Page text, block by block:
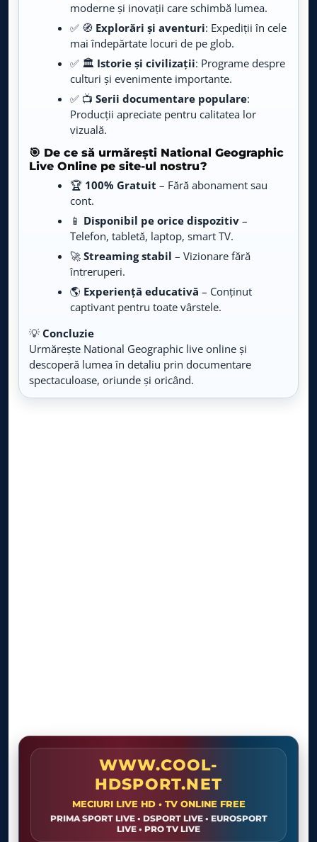
Agro TV
Live TV
Animal Planet
Live TV
LIVE
Cinethronix
Live TV
E-Entertainment
Live TV
LIVE
Prima History
Travel Mix
Live TV
Fishing & Hunting
Live TV
HGTV
Live TV
LIVE
moderne și inovații care schimbă lumea.
✅ 🧭 Explorări și aventuri: Expediții în cele
mai îndepărtate locuri de pe glob.
✅ 🏛️ Istorie și civilizații: Programe despre
culturi și evenimente importante.
✅ 📺 Serii documentare populare:
Producții apreciate pentru calitatea lor
vizuală.
🎯 De ce să urmărești National Geographic
Live Online pe site-ul nostru?
🏆 100% Gratuit – Fără abonament sau
cont.
📱 Disponibil pe orice dispozitiv –
Telefon, tabletă, laptop, smart TV.
🚀 Streaming stabil – Vizionare fără
întreruperi.
🌎 Experiență educativă – Conținut
captivant pentru toate vârstele.
💡 Concluzie
Urmărește National Geographic live online și
descoperă lumea în detaliu prin documentare
spectaculoase, oriunde și oricând.
WWW.COOL-
HDSPORT.NET
MECIURI LIVE HD • TV ONLINE FREE
PRIMA SPORT LIVE • DSPORT LIVE • EUROSPORT
LIVE • PRO TV LIVE